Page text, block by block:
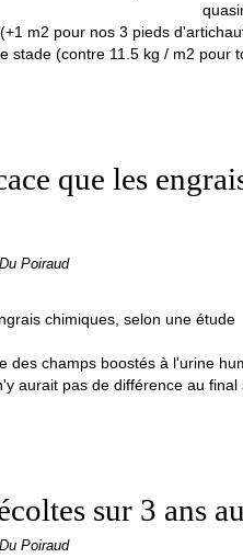
m2 pour nos 3 pieds
stade (contre 11.5 kg / m2 pour
que les
Poiraud
des champs boostés à l'urine
aurait pas de différence au final
sur 3 ans
Poiraud